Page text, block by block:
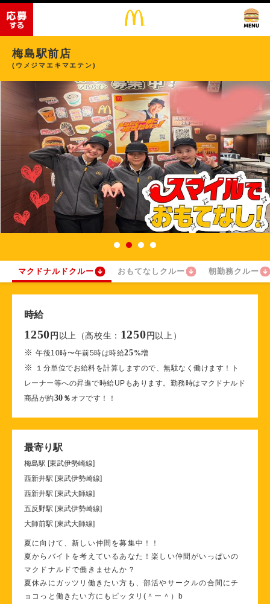
梅島駅前店
(ウメジマエキマエテン)
マクドナルドクルー おもてなしクルー 朝勤務クルー
時給
1250 円 以上（高校生： 1250 円 以上）
※午後10時〜午前5時は時給25%増
※
１分単位でお給料を計算しますので、無駄なく働けます！ト
レーナー等への昇進で時給UPもあります。勤務時はマクドナルド
商品が約30 ％ オフです！！
最寄り駅
梅島駅 [東武伊勢崎線]
西新井駅 [東武伊勢崎線]
西新井駅 [東武大師線]
五反野駅 [東武伊勢崎線]
大師前駅 [東武大師線]
夏に向けて、新しい仲間を募集中！！
夏からバイトを考えているあなた！楽しい仲間がいっぱいの
マクドナルドで働きませんか？
夏休みにガッツリ働きたい方も、部活やサークルの合間にチ
ョコっと働きたい方にもピッタリ(＾ー＾）b